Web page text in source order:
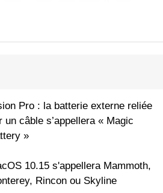
Pro : la batterie externe reliée
un câble s’appellera « Magic
»
10.15 s'appellera Mammoth,
Rincon ou Skyline